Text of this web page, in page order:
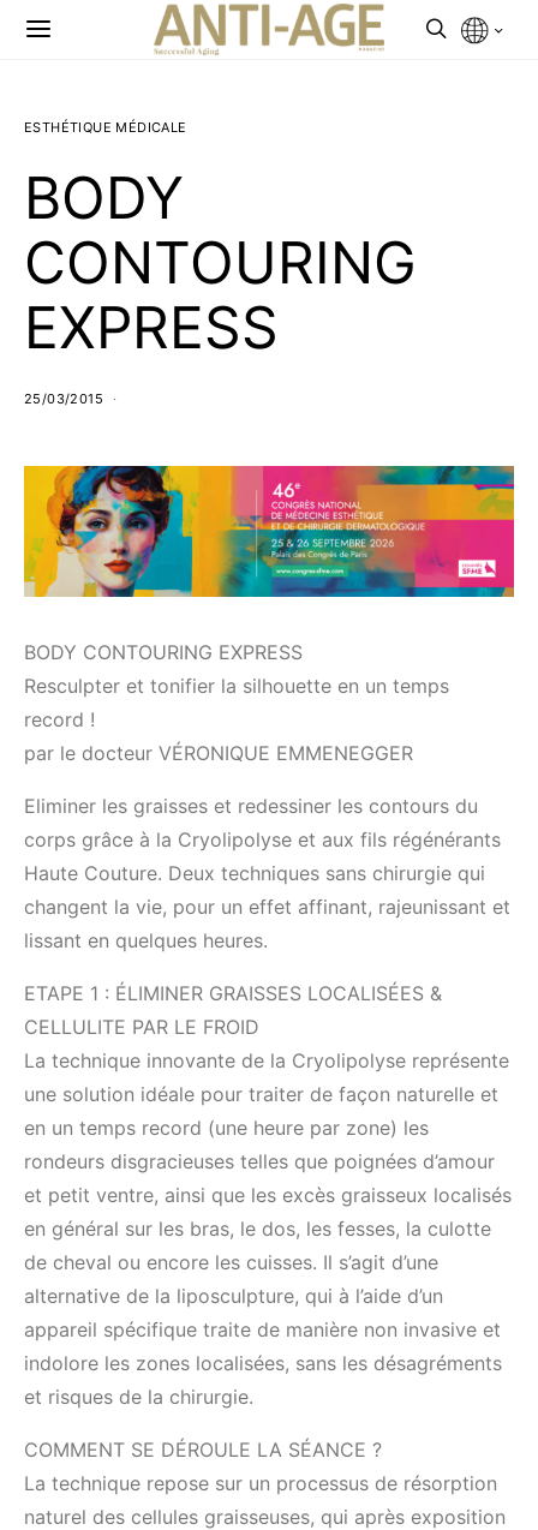
ESTHÉTIQUE MÉDICALE
BODY
CONTOURING
EXPRESS
25/03/2015
BODY CONTOURING EXPRESS
Resculpter et tonifier la silhouette en un temps
record !
par le docteur VÉRONIQUE EMMENEGGER
Eliminer les graisses et redessiner les contours du
corps grâce à la Cryolipolyse et aux fils régénérants
Haute Couture. Deux techniques sans chirurgie qui
changent la vie, pour un effet affinant, rajeunissant et
lissant en quelques heures.
ETAPE 1 : ÉLIMINER GRAISSES LOCALISÉES &
CELLULITE PAR LE FROID
La technique innovante de la Cryolipolyse représente
une solution idéale pour traiter de façon naturelle et
en un temps record (une heure par zone) les
rondeurs disgracieuses telles que poignées d’amour
et petit ventre, ainsi que les excès graisseux localisés
en général sur les bras, le dos, les fesses, la culotte
de cheval ou encore les cuisses. Il s’agit d’une
alternative de la liposculpture, qui à l’aide d’un
appareil spécifique traite de manière non invasive et
indolore les zones localisées, sans les désagréments
et risques de la chirurgie.
COMMENT SE DÉROULE LA SÉANCE ?
La technique repose sur un processus de résorption
naturel des cellules graisseuses, qui après exposition